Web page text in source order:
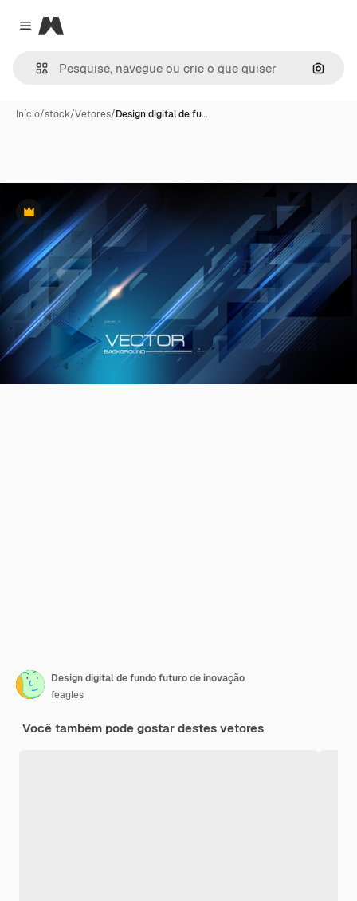
Close menu
Magnific
Início/stock/Vetores/Design digital de fu…
Premium
Design digital de fundo futuro de inovação
feagles
Você também pode gostar destes vetores